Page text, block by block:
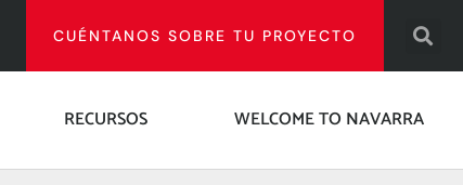
CUÉNTANOS SOBRE TU PROYECTO
RECURSOS WELCOME TO NAVARRA